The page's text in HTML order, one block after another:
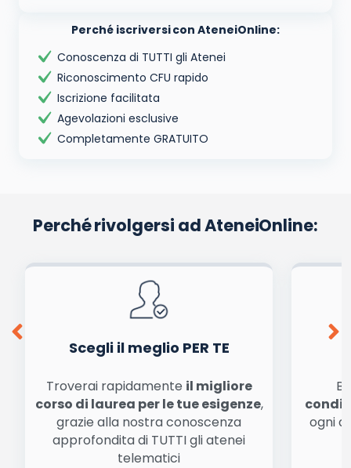
Perché iscriversi con AteneiOnline:
Conoscenza di TUTTI gli Atenei
Riconoscimento CFU rapido
Iscrizione facilitata
Agevolazioni esclusive
Completamente GRATUITO
Perché rivolgersi ad AteneiOnline:
Scegli il meglio PER TE
Troverai rapidamente il migliore
corso di laurea per le tue esigenze,
grazie alla nostra conoscenza
approfondita di TUTTI gli atenei
telematici
ogni